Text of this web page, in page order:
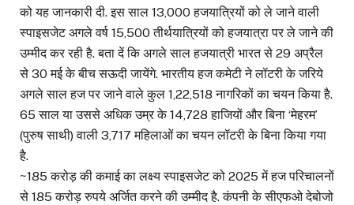
को यह जानकारी दी. इस साल 13,000 हजयात्रियों को ले जाने वाली
स्पाइसजेट अगले वर्ष 15,500 तीर्थयात्रियों को हजयात्रा पर ले जाने की
उम्मीद कर रही है. बता दें कि अगले साल हजयात्री भारत से 29 अप्रैल
से 30 मई के बीच सऊदी जायेंगे. भारतीय हज कमेटी ने लॉटरी के जरिये
अगले साल हज पर जाने वाले कुल 1,22,518 नागरिकों का चयन किया है.
65 साल या उससे अधिक उम्र के 14,728 हाजियों और बिना ‘मेहरम’
(पुरुष साथी) वाली 3,717 महिलाओं का चयन लॉटरी के बिना किया गया
है.
~185 करोड़ की कमाई का लक्ष्य स्पाइसजेट को 2025 में हज परिचालनों
से 185 करोड़ रुपये अर्जित करने की उम्मीद है. कंपनी के सीएफओ देबोजो